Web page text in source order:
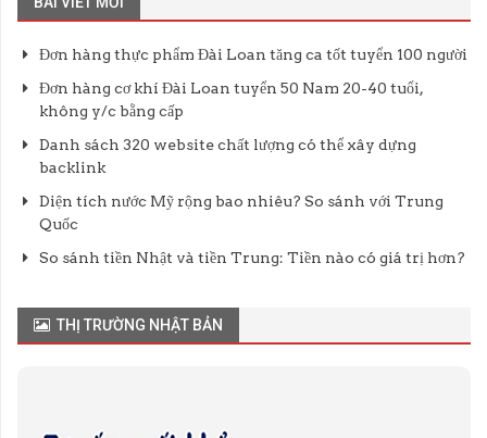
Đơn hàng thực phẩm Đài Loan tăng ca tốt tuyển 100 người
Đơn hàng cơ khí Đài Loan tuyển 50 Nam 20-40 tuổi,
không y/c bằng cấp
Danh sách 320 website chất lượng có thể xây dựng
backlink
Diện tích nước Mỹ rộng bao nhiêu? So sánh với Trung
Quốc
So sánh tiền Nhật và tiền Trung: Tiền nào có giá trị hơn?
THỊ TRƯỜNG NHẬT BẢN